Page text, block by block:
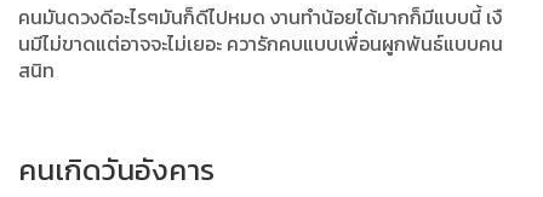
คนมันดวงดีอะไรๆมันก็ดีไปหมด งานทำน้อยได้มากก็มีแบบนี้ เงื
นมีไม่ขาดแต่อาจจะไม่เยอะ ควารักคบแบบเพื่อนผูกพันธ์แบบคน
สนิท
คนเกิดวันอังคาร